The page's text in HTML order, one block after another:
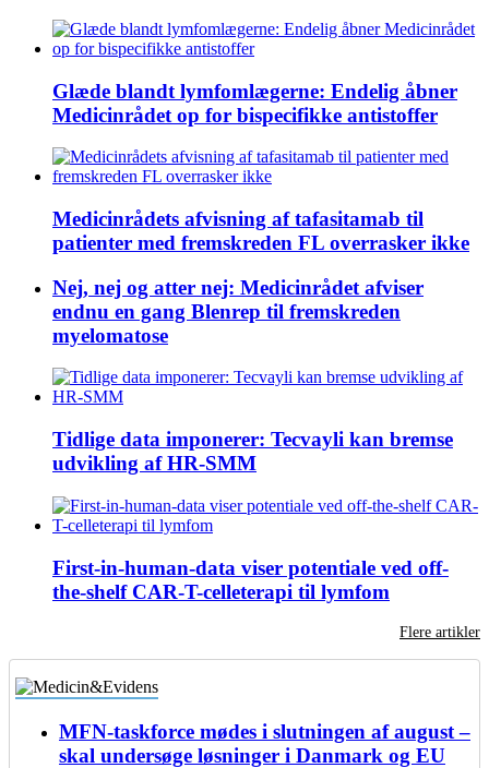
Glæde blandt lymfomlægerne: Endelig åbner
Medicinrådet op for bispecifikke antistoffer
Medicinrådets afvisning af tafasitamab til
patienter med fremskreden FL overrasker ikke
Nej, nej og atter nej: Medicinrådet afviser
endnu en gang Blenrep til fremskreden
myelomatose
Tidlige data imponerer: Tecvayli kan bremse
udvikling af HR-SMM
First-in-human-data viser potentiale ved off-
the-shelf CAR-T-celleterapi til lymfom
Flere artikler
MFN-taskforce mødes i slutningen af august –
skal undersøge løsninger i Danmark og EU